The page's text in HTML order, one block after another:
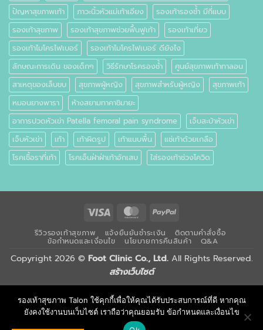
ปัญหาสุขภาพเท้า
ภาวะนิ้วหัวแม่เท้าเอียง
รองเท้ารองช้ำ มีกี่แบบ
รองเท้าสุขภาพ
รองเท้าสุขภาพช่วยฟื้นฟูเท้า
รองเท้าเที่ยว
รองเท้าไมโครไฟเบอร์
รองเท้าไมโครไฟเบอร์ ดียังไง
ลักษณะการเดิน ของเด็กๆ
วิธีรักษาโรครองช้ำ
ศูนย์สุขภาพเท้าทาลอน
สาเหตุของเล็บขบ
สุขภาพผู้หญิง สุขภาพสำหรับผู้หญิง
สุขภาพเท้า
หมอนยางพารา
ห้างสยามทาคาชิมายะ
อาการปวดหัวเข่า Patella femoral pain syndrome
เจ็บสะบ้าหัวเข่า
เจ็บหัวเข่า
เท้า เท้าผิดรูป เท้าแนบพื้น
แช่เท้าด้วยเกลือ
โรคเชื้อราที่เท้า
โรคเอ็นฝ่าฝ่าเท้าอักเสบ ใส่รองเท้าช่วงโควิด
Visa MasterCardPayPal
รีวิวรองเท้าสุขภาพ แจ้งยืนยันชำระเงิน ติดตามคำสั่งซื้อ
ข้อกำหนดและเงื่อนไข นโยบายการคืนสินค้า Q&A
Copyright 2026 © Foot Clinic Co., Ltd. All Rights Reserved.
สร้างเว็บไซต์
รองเท้าสุขภาพ Talon ใช้คุกกี้เพื่อให้คุณได้รับประสบการณ์ที่ดี หากคุณ
ยังคงใช้งานบนเว็บไซต์ เราถือว่าคุณยอมรับ ข้อกำหนดและเงื่อนไข